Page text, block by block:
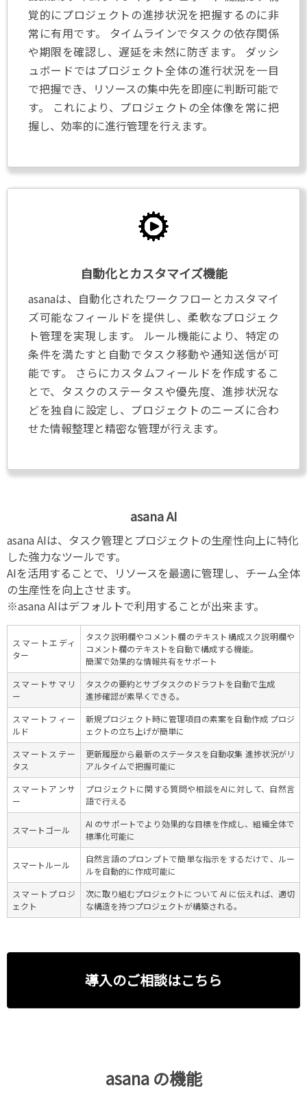
覚的にプロジェクトの進捗状況を把握するのに非
常に有用です。 タイムラインでタスクの依存関係
や期限を確認し、遅延を未然に防ぎます。 ダッシ
ュボードではプロジェクト全体の進行状況を一目
で把握でき、リソースの集中先を即座に判断可能で
す。 これにより、プロジェクトの全体像を常に把
握し、効率的に進行管理を行えます。
自動化とカスタマイズ機能
asanaは、自動化されたワークフローとカスタマイ
ズ可能なフィールドを提供し、柔軟なプロジェク
ト管理を実現します。 ルール機能により、特定の
条件を満たすと自動でタスク移動や通知送信が可
能です。 さらにカスタムフィールドを作成するこ
とで、タスクのステータスや優先度、進捗状況な
どを独自に設定し、プロジェクトのニーズに合わ
せた情報整理と精密な管理が行えます。
asana AI
asana AIは、タスク管理とプロジェクトの生産性向上に特化
した強力なツールです。
AIを活用することで、リソースを最適に管理し、チーム全体
の生産性を向上させます。
※asana AIはデフォルトで利用することが出来ます。
スマートエディ
ター
タスク説明欄やコメント欄のテキスト構成スク説明欄や
コメント欄のテキストを自動で構成する機能。
簡潔で効果的な情報共有をサポート
スマートサマリ
ー
タスクの要約とサブタスクのドラフトを自動で生成
進捗確認が素早くできる。
スマートフィー
ルド
新規プロジェクト時に管理項目の素案を自動作成 プロジ
ェクトの立ち上げが簡単に
スマートステー
タス
更新履歴から最新のステータスを自動収集 進捗状況がリ
アルタイムで把握可能に
スマートアンサ
ー
プロジェクトに関する質問や相談をAIに対して、自然言
語で行える
スマートゴール
AI のサポートでより効果的な目標を作成し、組織全体で
標準化可能に
スマートルール
自然言語のプロンプトで簡単な指示をするだけで、ルー
ルを自動的に作成可能に
スマートプロジ
ェクト
次に取り組むプロジェクトについて AI に伝えれば、適切
な構造を持つプロジェクトが構築される。
導入のご相談はこちら
asana の機能